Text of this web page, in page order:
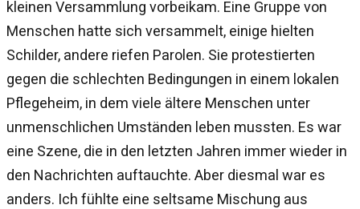
kleinen Versammlung vorbeikam. Eine Gruppe von
Menschen hatte sich versammelt, einige hielten
Schilder, andere riefen Parolen. Sie protestierten
gegen die schlechten Bedingungen in einem lokalen
Pflegeheim, in dem viele ältere Menschen unter
unmenschlichen Umständen leben mussten. Es war
eine Szene, die in den letzten Jahren immer wieder in
den Nachrichten auftauchte. Aber diesmal war es
anders. Ich fühlte eine seltsame Mischung aus